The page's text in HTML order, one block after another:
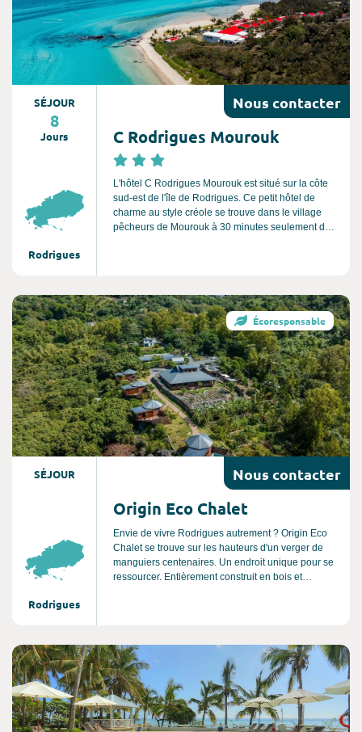
SÉJOUR
8
Jours
Rodrigues
Nous contacter
C Rodrigues Mourouk
L'hôtel C Rodrigues Mourouk est situé sur la côte
sud-est de l'île de Rodrigues. Ce petit hôtel de
charme au style créole se trouve dans le village
pêcheurs de Mourouk à 30 minutes seulement de
Écoresponsable
SÉJOUR
Rodrigues
Nous contacter
Origin Eco Chalet
Envie de vivre Rodrigues autrement ? Origin Eco
Chalet se trouve sur les hauteurs d'un verger de
manguiers centenaires. Un endroit unique pour se
ressourcer. Entièrement construit en bois et
vivre une expérience 100% locale.
Consultez l'offre de voyage
Consultez l'offre de voyage